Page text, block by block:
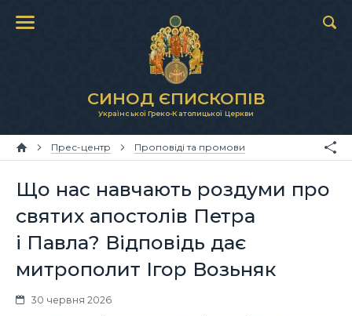
СИНОД ЄПИСКОПІВ
Української Греко-Католицької Церкви
Прес-центр Проповіді та промови
Що нас навчають роздуми про
святих апостолів Петра
і Павла? Відповідь дає
митрополит Ігор Возьняк
30 червня 2026